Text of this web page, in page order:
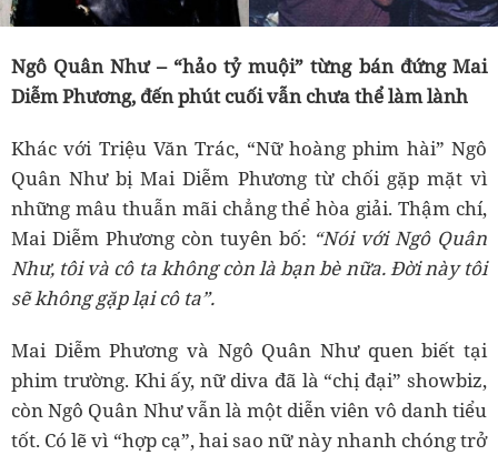
Ngô Quân Như – “hảo tỷ muội” từng bán đứng Mai
Diễm Phương, đến phút cuối vẫn chưa thể làm lành
Khác với Triệu Văn Trác, “Nữ hoàng phim hài” Ngô
Quân Như bị Mai Diễm Phương từ chối gặp mặt vì
những mâu thuẫn mãi chẳng thể hòa giải. Thậm chí,
Mai Diễm Phương còn tuyên bố: “Nói với Ngô Quân
Như, tôi và cô ta không còn là bạn bè nữa. Đời này tôi
sẽ không gặp lại cô ta”.
Mai Diễm Phương và Ngô Quân Như quen biết tại
phim trường. Khi ấy, nữ diva đã là “chị đại” showbiz,
còn Ngô Quân Như vẫn là một diễn viên vô danh tiểu
tốt. Có lẽ vì “hợp cạ”, hai sao nữ này nhanh chóng trở